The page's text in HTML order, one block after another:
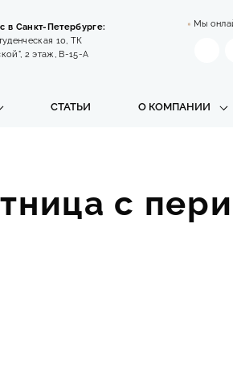
в Санкт-Петербурге:
10, ТК
2 этаж, B-15-A
Мы
СТАТЬИ О КОМПАНИИ
с